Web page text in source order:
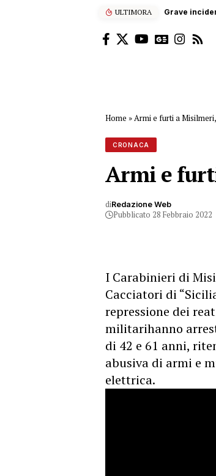
ULTIMORA “Enjoy’s
Home »Armi e furti a
CRONACA
Armi e
diRedazione Web
Pubblicato 28 Febbraio 2022
I Carabinieri di
Cacciatori di
repressione dei
militarihanno
di 42 e 61 anni,
abusiva di armi e
elettrica.